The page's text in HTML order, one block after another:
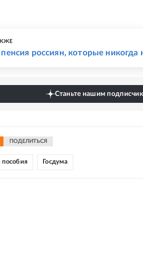
пенсия россиян, которые никогда
Станьте нашим
ПОДЕЛИТЬСЯ
пособия Госдума